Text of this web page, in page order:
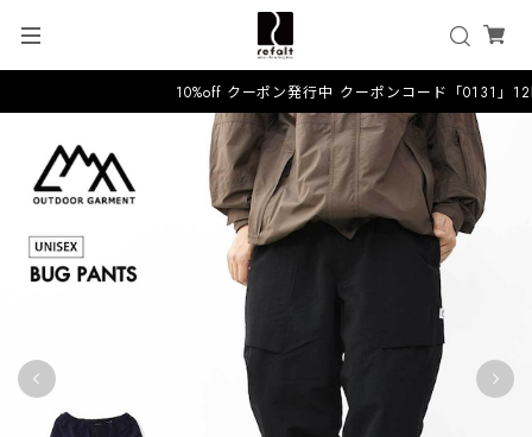
10%off クーポン発行中 クーポンコード「0131」